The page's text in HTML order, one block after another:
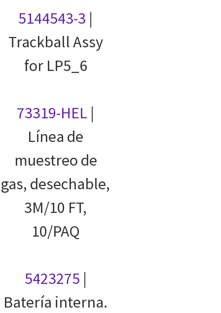
5144543-3 |
Trackball Assy
for LP5_6
73319-HEL |
Línea de
muestreo de
gas, desechable,
3M/10 FT,
10/PAQ
5423275 |
Batería interna.